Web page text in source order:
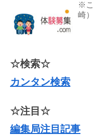
※
崎
☆検索☆
カンタン検索
☆注目☆
編集局注目記事